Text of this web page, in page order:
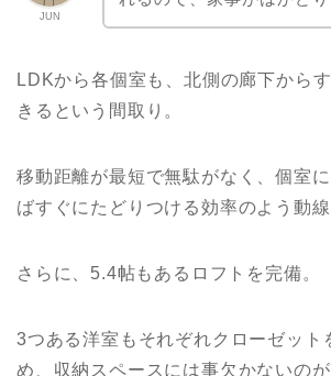
JUN
LDKから各個室も、北側の廊下から
きるという間取り。
移動距離が最短で無駄がなく、個室
ばすぐにたどりつける効率のよう動線
さらに、5.4帖もあるロフトを完備。
3つある洋室もそれぞれクローゼット
め、収納スペースには事欠かないの